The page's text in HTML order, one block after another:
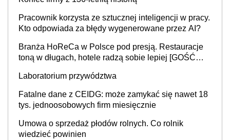
Pracownik korzysta ze sztucznej inteligencji w pracy.
Kto odpowiada za błędy wygenerowane przez AI?
Branża HoReCa w Polsce pod presją. Restauracje
toną w długach, hotele radzą sobie lepiej [GOŚĆ
Laboratorium przywództwa
Fatalne dane z CEIDG: może zamykać się nawet 18
tys. jednoosobowych firm miesięcznie
Umowa o sprzedaż płodów rolnych. Co rolnik
wiedzieć powinien